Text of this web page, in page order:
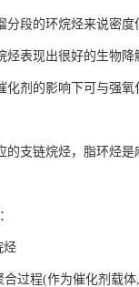
段的环烷烃来说密度
表现出很好的生物降
化剂的影响下可与强
支链烷烃，脂环烃
烃
过程(作为催化剂载